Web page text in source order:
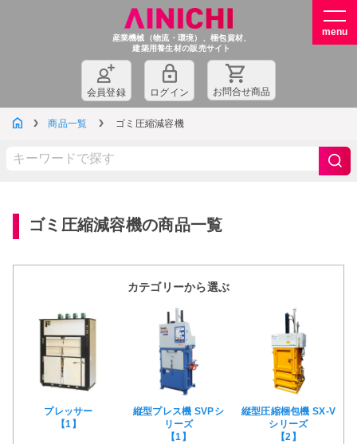
産業機械（物流・環境）、梱包資材、
建築用養生材の販売サイト
会員登録 ログイン お問合せ商品
商品一覧 ゴミ圧縮減容機
ゴミ圧縮減容機の商品一覧
カテゴリーから選ぶ
プレッサー
【1】
縦型プレス機 SVPシ
リーズ
【1】
縦型圧縮梱包機 SX-V
シリーズ
【2】